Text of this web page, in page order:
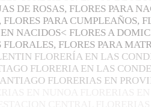
DE ROSAS, FLORES PARA
PARA CUMPLEAÑOS,
NACIDOS< FLORES A
FLORALES, FLORES PARA
FLORERÍA EN LAS
FLORERIA EN LAS
FLORERIAS EN